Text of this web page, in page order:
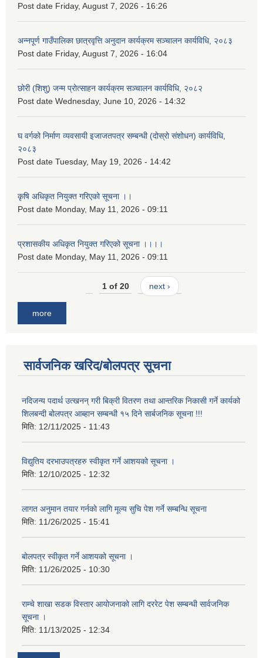
Post date Friday, August 7, 2026 - 16:26
अन्नपूर्ण गाउँपालिका छात्रवृत्ति अनुदान कार्यक्रम सञ्चालन कार्यविधि, २०८३
Post date Friday, August 7, 2026 - 16:04
छोरी (शिशु) जन्म प्रोत्साहन कार्यक्रम सञ्चालन कार्यविधि, २०८२
Post date Wednesday, June 10, 2026 - 14:32
घ वर्गको निर्माण व्यवसायी इजाजतपत्र सम्बन्धी (दोस्रो संशोधन) कार्यविधि,
२०८३
Post date Tuesday, May 19, 2026 - 14:42
कृषि अधिकृत नियुक्त गरिएको सूचना ।।
Post date Monday, May 11, 2026 - 09:11
प्रशासकीय अधिकृत नियुक्त गरिएको सूचना ।।।।
Post date Monday, May 11, 2026 - 09:11
1 of 20 next ›
more
सार्वजनिक खरिद/बोलपत्र सूचना
नदिजन्य पदार्थ उत्खनन् गरी बिक्री वितरण तथा आन्तरिक निकासी गर्ने कार्यको
शिलबन्दी बोलपत्र आब्हान सम्बन्धी १५ दिने सार्बजनिक सूचना !!!
मिति: 12/11/2025 - 11:43
विद्युतिय दरभाउपत्रहरु स्वीकृत गर्ने आशयको सूचना ।
मिति: 12/10/2025 - 12:32
लागत अनुमान तयार गर्नकाे लागि मूल्य सुचि पेश गर्ने सम्बन्धि सूचना
मिति: 11/26/2025 - 15:41
बोलपत्र स्वीकृत गर्ने आशयको सूचना ।
मिति: 11/26/2025 - 10:30
राम्चे शाखा सडक विस्तार आयोजनाको लागि दररेट पेश सम्बन्धी सार्वजनिक
सूचना ।
मिति: 11/13/2025 - 12:34